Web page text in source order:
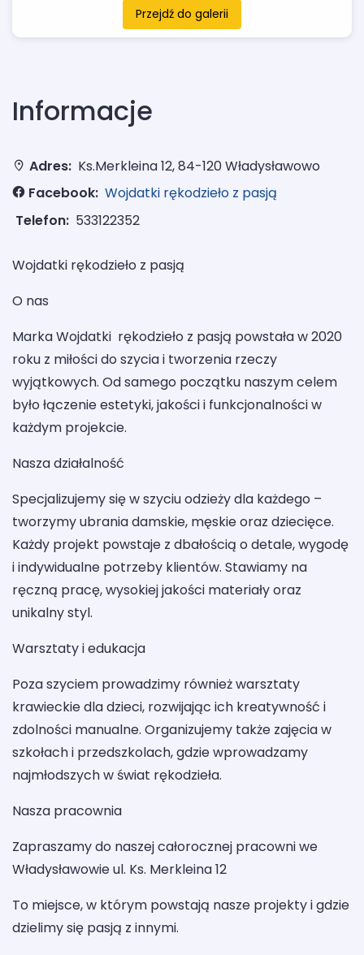
Przejdź do galerii
Informacje
Adres: Ks.Merkleina 12, 84-120 Władysławowo
Facebook: Wojdatki rękodzieło z pasją
Telefon: 533122352
Wojdatki rękodzieło z pasją
O nas
Marka Wojdatki rękodzieło z pasją powstała w 2020
roku z miłości do szycia i tworzenia rzeczy
wyjątkowych. Od samego początku naszym celem
było łączenie estetyki, jakości i funkcjonalności w
każdym projekcie.
Nasza działalność
Specjalizujemy się w szyciu odzieży dla każdego –
tworzymy ubrania damskie, męskie oraz dziecięce.
Każdy projekt powstaje z dbałością o detale, wygodę
i indywidualne potrzeby klientów. Stawiamy na
ręczną pracę, wysokiej jakości materiały oraz
unikalny styl.
Warsztaty i edukacja
Poza szyciem prowadzimy również warsztaty
krawieckie dla dzieci, rozwijając ich kreatywność i
zdolności manualne. Organizujemy także zajęcia w
szkołach i przedszkolach, gdzie wprowadzamy
najmłodszych w świat rękodzieła.
Nasza pracownia
Zapraszamy do naszej całorocznej pracowni we
Władysławowie ul. Ks. Merkleina 12
To miejsce, w którym powstają nasze projekty i gdzie
dzielimy się pasją z innymi.